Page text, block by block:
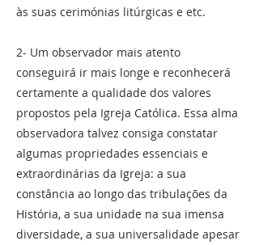
às suas cerimónias litúrgicas e etc.
2- Um observador mais atento
conseguirá ir mais longe e reconhecerá
certamente a qualidade dos valores
propostos pela Igreja Católica. Essa alma
observadora talvez consiga constatar
algumas propriedades essenciais e
extraordinárias da Igreja: a sua
constância ao longo das tribulações da
História, a sua unidade na sua imensa
diversidade, a sua universalidade apesar